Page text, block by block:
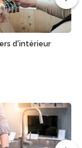
d'intérieur